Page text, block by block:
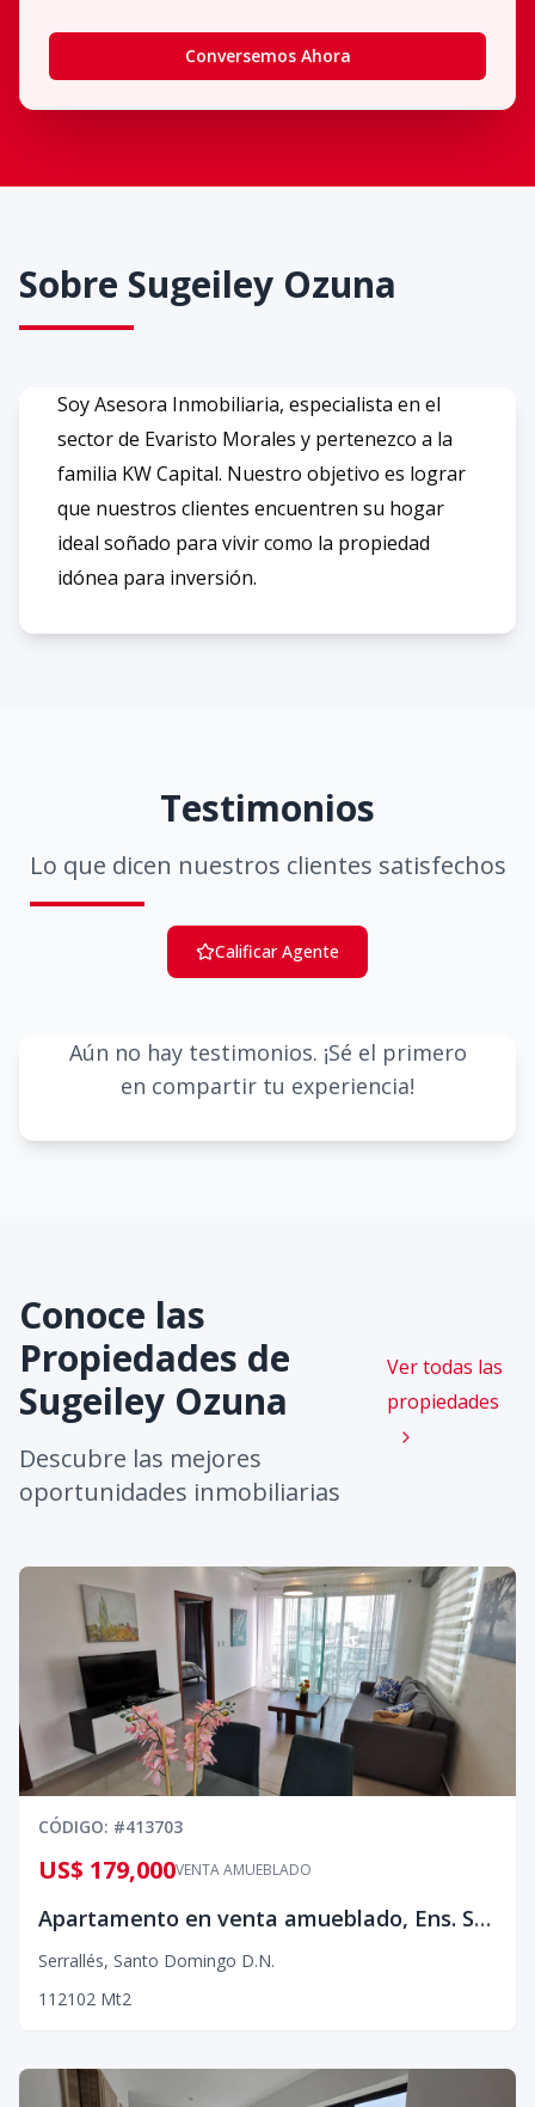
Conversemos Ahora
Sobre Sugeiley Ozuna
Soy Asesora Inmobiliaria, especialista en el
sector de Evaristo Morales y pertenezco a la
familia KW Capital. Nuestro objetivo es lograr
que nuestros clientes encuentren su hogar
ideal soñado para vivir como la propiedad
idónea para inversión.
Testimonios
Lo que dicen nuestros clientes satisfechos
Calificar Agente
Aún no hay testimonios. ¡Sé el primero
en compartir tu experiencia!
Conoce las
Propiedades de
Sugeiley Ozuna
Descubre las mejores
oportunidades inmobiliarias
Ver todas las
propiedades
CÓDIGO: #413703
VENTA AMUEBLADO
US$ 179,000
Apartamento en venta amueblado, Ens. Serralés¡
Serrallés, Santo Domingo D.N.
1 1 2102 Mt2